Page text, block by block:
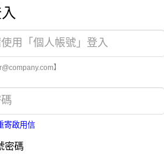
】
寄啟用信
密碼